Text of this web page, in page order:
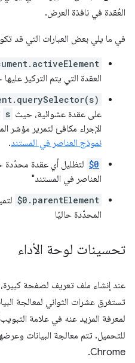
العُقدة في نافذة العرض.
في ما يلي بعض العبارات التي قد
العقدة التي يتم التركيز عليها
على عقدة عشوائية، حيث s
الإجراء مكافئ لتمرير مؤشر
نموذج العناصر في المستند.
$0 لتظليل أي عقدة محدّدة
العناصر في المستند"
$0.parentElement
المحدّدة حاليًا
تحسينات لوحة الأداء
تستغرق عشرات الثواني لمعالجة
لمعرفة المزيد عنه في علامة
Chrome.